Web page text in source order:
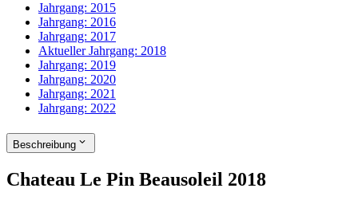
Jahrgang: 2015
Jahrgang: 2016
Jahrgang: 2017
Aktueller Jahrgang: 2018
Jahrgang: 2019
Jahrgang: 2020
Jahrgang: 2021
Jahrgang: 2022
Beschreibung
Chateau Le Pin Beausoleil 2018